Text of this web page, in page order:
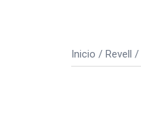
Inicio / Revell /